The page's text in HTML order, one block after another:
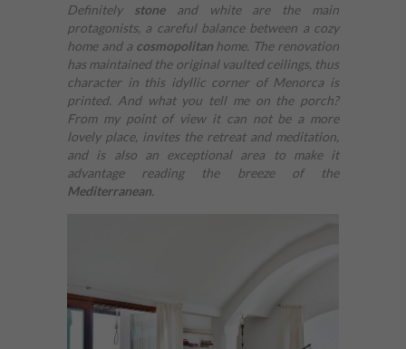
Definitely stoneand white are the main
protagonists, a careful balance between a cozy
home and a cosmopolitanhome. The renovation
has maintained the original vaulted ceilings, thus
character in this idyllic corner of Menorca is
printed. And what you tell me on the porch?
From my point of view it can not be a more
lovely place, invites the retreat and meditation,
and is also an exceptional area to make it
advantage reading the breeze of the
Mediterranean